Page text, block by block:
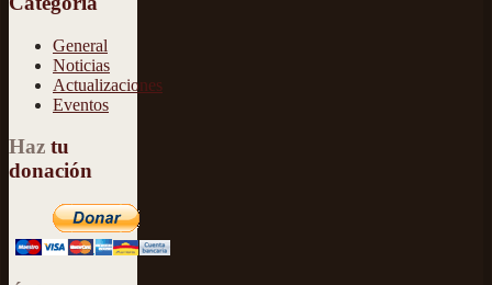
General
Noticias
Actualizaciones
Eventos
Haz tu
donación